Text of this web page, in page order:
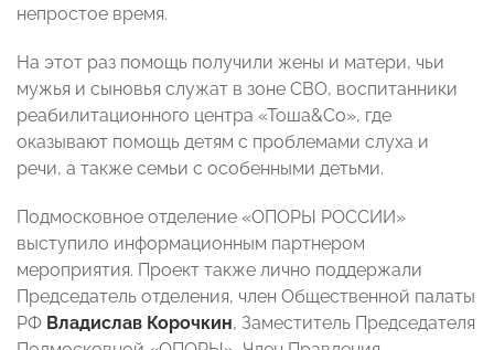
непростое время.
На этот раз помощь получили жены и матери, чьи
мужья и сыновья служат в зоне СВО, воспитанники
реабилитационного центра «Тоша&Со», где
оказывают помощь детям с проблемами слуха и
речи, а также семьи с особенными детьми.
Подмосковное отделение «ОПОРЫ РОССИИ»
выступило информационным партнером
мероприятия. Проект также лично поддержали
Председатель отделения, член Общественной палаты
РФ Владислав Корочкин, Заместитель Председателя